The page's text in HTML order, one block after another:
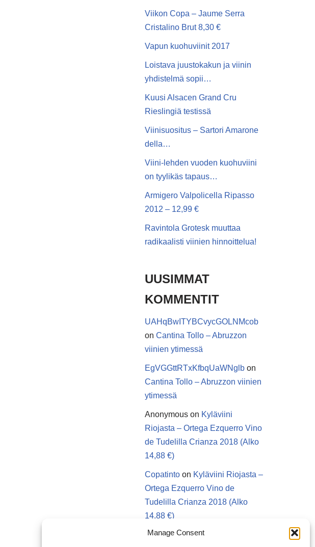
Manage Consent
Viikon Copa – Jaume Serra
Cristalino Brut 8,30 €
Vapun kuohuviinit 2017
Loistava juustokakun ja viinin
yhdistelmä sopii…
Kuusi Alsacen Grand Cru
Rieslingiä testissä
Viinisuositus – Sartori Amarone
della…
Viini-lehden vuoden kuohuviini
on tyylikäs tapaus…
Armigero Valpolicella Ripasso
2012 – 12,99 €
Ravintola Grotesk muuttaa
radikaalisti viinien hinnoittelua!
UUSIMMAT
KOMMENTIT
UAHqBwITYBCvycGOLNMcob
on Cantina Tollo – Abruzzon
viinien ytimessä
EgVGGttRTxKfbqUaWNglbon
Cantina Tollo – Abruzzon viinien
ytimessä
Anonymouson Kyläviini
Riojasta – Ortega Ezquerro Vino
de Tudelilla Crianza 2018 (Alko
14,88 €)
Copatintoon Kyläviini Riojasta –
Ortega Ezquerro Vino de
Tudelilla Crianza 2018 (Alko
14,88 €)
Sanna van Herwaarden